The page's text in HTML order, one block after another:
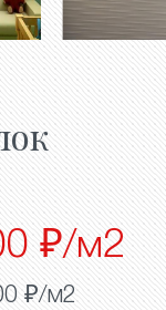
₽/м2
₽/м2